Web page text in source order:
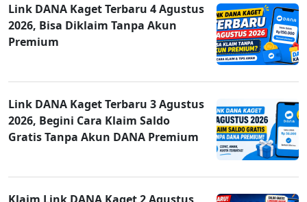
Link DANA Kaget Terbaru 4 Agustus
2026, Bisa Diklaim Tanpa Akun
Premium
Link DANA Kaget Terbaru 3 Agustus
2026, Begini Cara Klaim Saldo
Gratis Tanpa Akun DANA Premium
Klaim Link DANA Kaget 2 Agustus